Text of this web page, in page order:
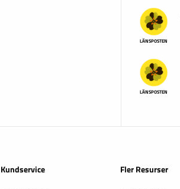
LÄNSPOSTEN
LÄNSPOSTEN
Kundservice Fler Resurser